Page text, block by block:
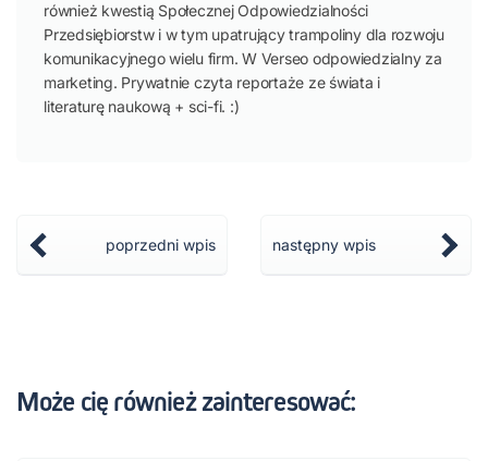
również kwestią Społecznej Odpowiedzialności
Przedsiębiorstw i w tym upatrujący trampoliny dla rozwoju
komunikacyjnego wielu firm. W Verseo odpowiedzialny za
marketing. Prywatnie czyta reportaże ze świata i
literaturę naukową + sci-fi. :)
poprzedni wpis następny wpis
Może cię również zainteresować: